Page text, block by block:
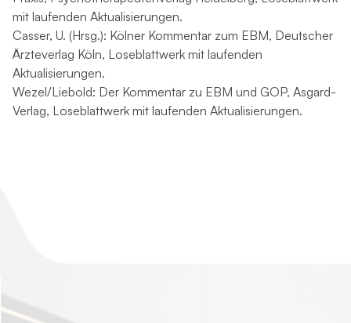
mit laufenden Aktualisierungen.
Casser, U. (Hrsg.): Kölner Kommentar zum EBM, Deutscher
Ärzteverlag Köln, Loseblattwerk mit laufenden
Aktualisierungen.
Wezel/Liebold: Der Kommentar zu EBM und GOP, Asgard-
Verlag, Loseblattwerk mit laufenden Aktualisierungen.